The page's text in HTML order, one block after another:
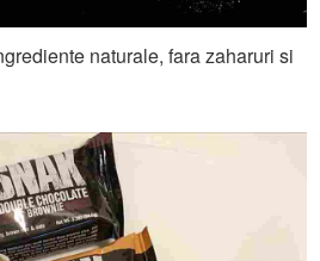
naturale, fara zaharuri si